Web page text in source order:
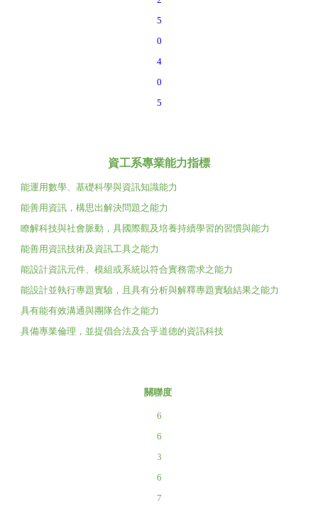
5
0
4
0
5
資工系專業能力指標
能運用數學、基礎科學與資訊知識能力
能善用資訊，構思出解決問題之能力
瞭解科技與社會脈動，具國際觀及培養持續學習的習慣與能力
能善用資訊技術及資訊工具之能力
能設計資訊元件、模組或系統以符合實務需求之能力
能設計並執行專題實驗，且具有分析與解釋專題實驗結果之能力
具有能有效溝通與團隊合作之能力
具備專業倫理，並提倡合法及合乎道德的資訊科技
關聯度
6
6
3
6
7